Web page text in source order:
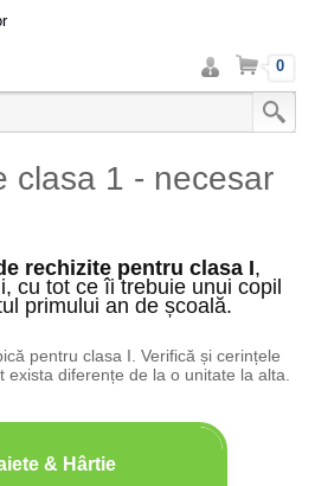
Intra
in
cont
Cos 0
clasa 1 - necesar
rechizite pentru clasa I,
cu tot ce îi trebuie unui copil
primului an de școală.
pentru clasa I. Verifică și cerințele
diferențe de la o unitate la alta.
& Hârtie